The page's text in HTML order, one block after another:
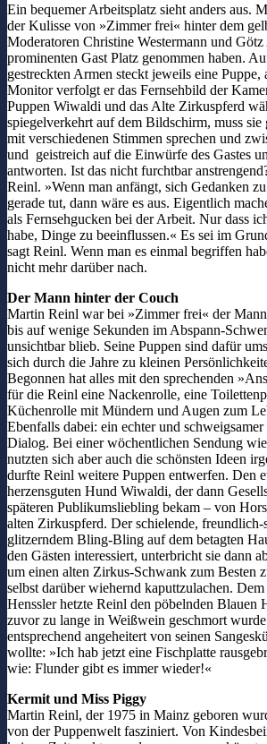
Ein bequemer Arbeitsplatz sieht anders aus.
der Kulisse von »Zimmer frei« hinter dem
Moderatoren Christine Westermann und
prominenten Gast Platz genommen haben.
gestreckten Armen steckt jeweils eine Puppe,
Monitor verfolgt er das Fernsehbild der
Puppen Wiwaldi und das Alte Zirkuspferd
spiegelverkehrt auf dem Bildschirm, muss
mit verschiedenen Stimmen sprechen und
und geistreich auf die Einwürfe des Gastes
antworten. Ist das nicht furchtbar
Reinl. »Wenn man anfängt, sich Gedanken
gerade tut, dann wäre es aus. Eigentlich
als Fernsehgucken bei der Arbeit. Nur dass
habe, Dinge zu beeinflussen.« Es sei im
sagt Reinl. Wenn man es einmal begriffen
nicht mehr darüber nach.
Der Mann hinter der Couch
Martin Reinl war bei »Zimmer frei« der
bis auf wenige Sekunden im Abspann-
unsichtbar blieb. Seine Puppen sind dafür
sich durch die Jahre zu kleinen
Begonnen hat alles mit den sprechenden
für die Reinl eine Nackenrolle, eine
Küchenrolle mit Mündern und Augen zum
Ebenfalls dabei: ein echter und
Dialog. Bei einer wöchentlichen Sendung
nutzten sich aber auch die schönsten Ideen
durfte Reinl weitere Puppen entwerfen. Den
herzensguten Hund Wiwaldi, der dann
späteren Publikumsliebling bekam – von
alten Zirkuspferd. Der schielende,
glitzerndem Bling-Bling auf dem betagten
den Gästen interessiert, unterbricht sie dann
um einen alten Zirkus-Schwank zum Besten
selbst darüber wiehernd kaputtzulachen.
Henssler hetzte Reinl den pöbelnden Blauen
zuvor zu lange in Weißwein geschmort
entsprechend angeheitert von seinen
wollte: »Ich hab jetzt eine Fischplatte
wie: Flunder gibt es immer wieder!«
Kermit und Miss Piggy
Martin Reinl, der 1975 in Mainz geboren
von der Puppenwelt fasziniert. Von